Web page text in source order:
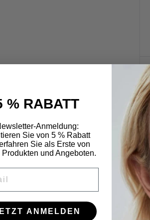
% RABATT
Anmeldung:
Sie von 5 % Rabatt
Sie als Erste von
Produkten und Angeboten.
ANMELDEN